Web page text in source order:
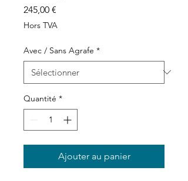
245,00 €
Hors TVA
Avec / Sans Agrafe *
Quantité *
Ajouter au panier